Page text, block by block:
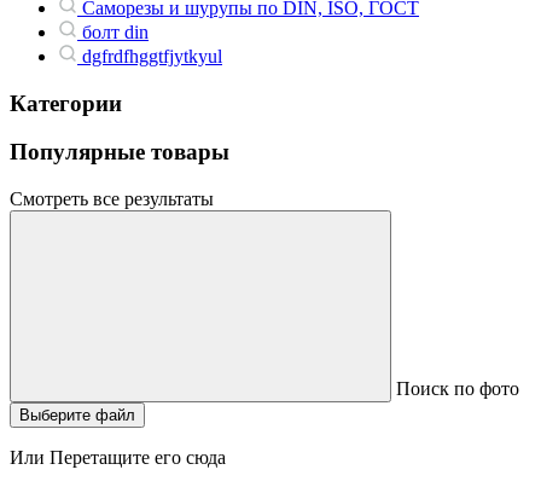
Саморезы и шурупы по DIN, ISO, ГОСТ
болт din
dgfrdfhggtfjytkyul
Категории
Популярные товары
Смотреть все результаты
Поиск по фото
Выберите файл
Или Перетащите его сюда